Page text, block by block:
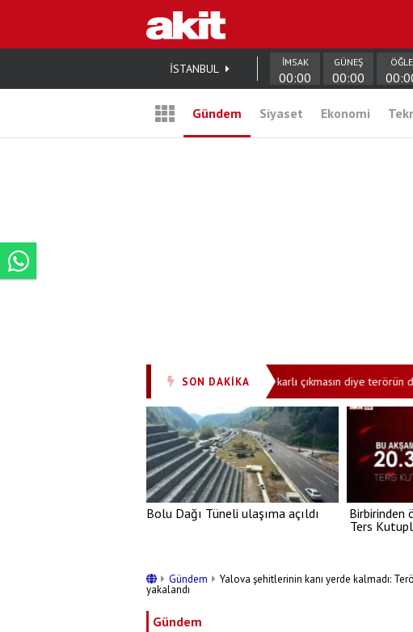
İSTANBUL İMSAK
00:00
GÜNEŞ
00:00
ÖĞLE
Gündem Siyaset Ekonomi
SON DAKİKA
imza atmayan Özgür Özel’e: Erdoğan bu işten karlı çıkmasın diye terörün
Bolu Dağı Tüneli ulaşıma açıldı
Birbirinden
Ters
Gündem Yalova şehitlerinin kanı yerde kalmadı:
yakalandı
Gündem